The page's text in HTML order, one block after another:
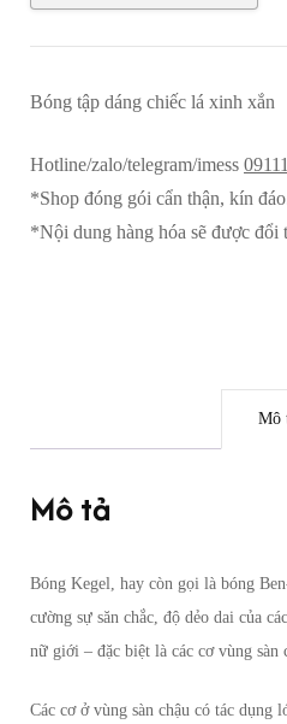
hình
chiếc
xinh
lượng
Bóng tập dáng chiếc lá xinh xắn
Hotline/zalo/telegram/imess
*Shop đóng gói cẩn thận, kín
*Nội dung hàng hóa sẽ được đổi
Mô
Mô tả
Bóng Kegel, hay còn gọi là bóng
cường sự săn chắc, độ dẻo dai của
nữ giới – đặc biệt là các cơ vùng sàn
Các cơ ở vùng sàn chậu có tác dụng